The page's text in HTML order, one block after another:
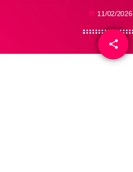
today 11/02/2026
share
email